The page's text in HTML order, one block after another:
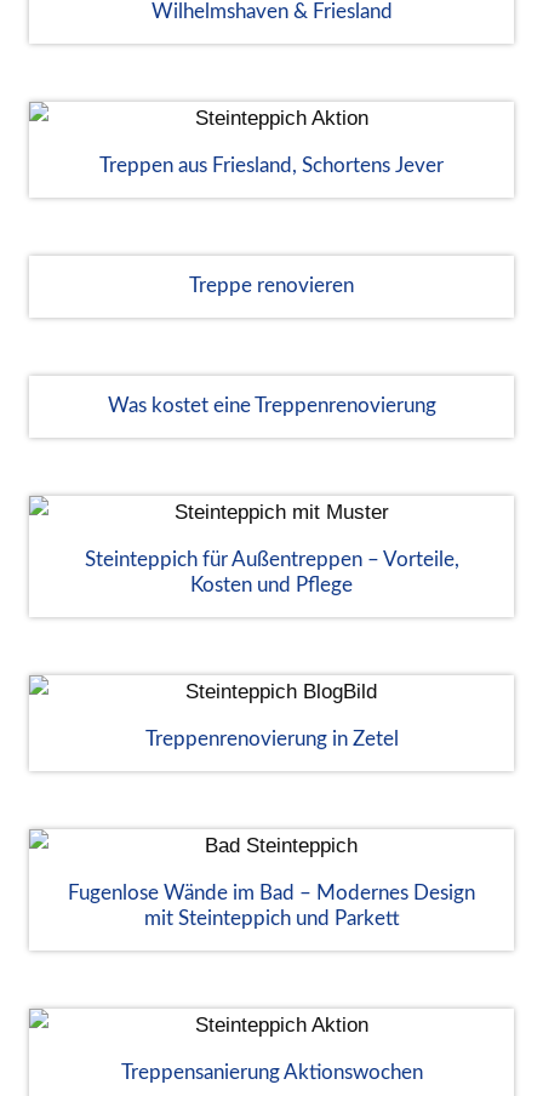
Wilhelmshaven & Friesland
Treppen aus Friesland, Schortens Jever
Treppe renovieren
Was kostet eine Treppenrenovierung
Steinteppich für Außentreppen – Vorteile,
Kosten und Pflege
Treppenrenovierung in Zetel
Fugenlose Wände im Bad – Modernes Design
mit Steinteppich und Parkett
Treppensanierung Aktionswochen